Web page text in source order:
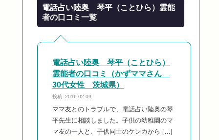
電話占い陸奥 琴平（ことひら）霊能
者の口コミ一覧
電話占い陸奥 琴平（ことひら）
霊能者の口コミ（かずママさん
30代女性 茨城県）
投稿: 2016-02-09
ママ友とのトラブルで、電話占い陸奥の琴
平先生に相談しました。子供の幼稚園のマ
マ友の一人と、子供同士のケンカから […]